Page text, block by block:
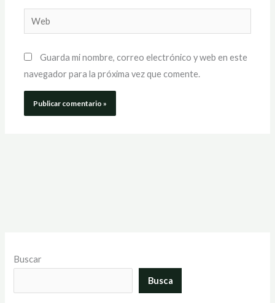
Web
Guarda mi nombre, correo electrónico y web en este
navegador para la próxima vez que comente.
Buscar
Busca